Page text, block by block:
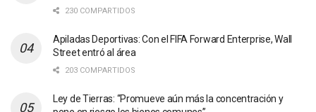
230 COMPARTIDOS
Apiladas Deportivas: Con el FIFA Forward Enterprise, Wall
Street entró al área
203 COMPARTIDOS
Ley de Tierras: “Promueve aún más la concentración y